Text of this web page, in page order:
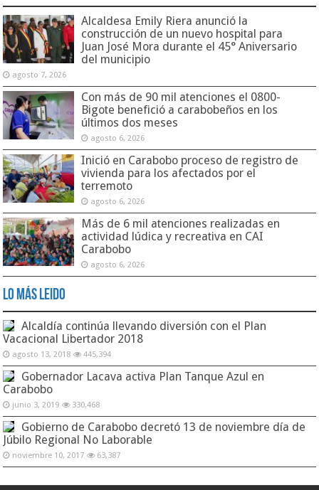
Alcaldesa Emily Riera anunció la
construcción de un nuevo hospital para
Juan José Mora durante el 45° Aniversario
del municipio
agosto 7, 2026
Con más de 90 mil atenciones el 0800-
Bigote benefició a carabobeños en los
últimos dos meses
agosto 6, 2026
Inició en Carabobo proceso de registro de
vivienda para los afectados por el
terremoto
agosto 6, 2026
Más de 6 mil atenciones realizadas en
actividad lúdica y recreativa en CAI
Carabobo
agosto 6, 2026
Lo Más Leido
Alcaldía continúa llevando diversión con el Plan
Vacacional Libertador 2018
agosto 13, 2018 445,394
Gobernador Lacava activa Plan Tanque Azul en
Carabobo
junio 3, 2019 330,468
Gobierno de Carabobo decretó 13 de noviembre día de
Júbilo Regional No Laborable
noviembre 10, 2017 63,387